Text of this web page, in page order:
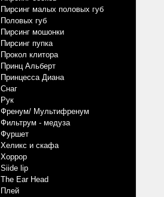
Пирсинг малых половых губ
Половых губ
Пирсинг мошонки
Пирсинг пупка
Прокол клитора
Принц Альберт
Принцесса Диана
Снаг
Рук
Френум/ Мультифренум
Фильтрум - медуза
Фуршет
Хеликс и скафа
Хоррор
Siide lip
The Ear Head
Плей